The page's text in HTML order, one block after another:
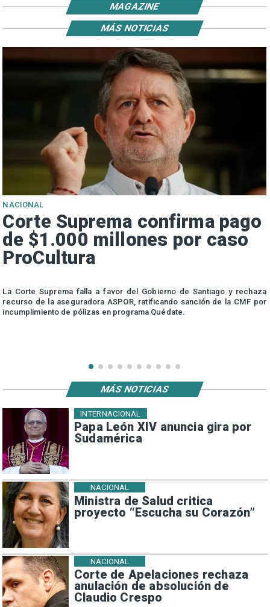
MAGAZINE
NACIONAL
Corte Suprema confirma pago
de $1.000 millones por caso
ProCultura
La Corte Suprema falla a favor del Gobierno de Santiago y rechaza
recurso de la aseguradora ASPOR, ratificando sanción de la CMF por
incumplimiento de pólizas en programa Quédate.
MÁS NOTICIAS
Papa León XIV anuncia gira por
Sudamérica
INTERNACIONAL
Ministra de Salud critica
proyecto “Escucha su Corazón”
NACIONAL
Corte de Apelaciones rechaza
anulación de absolución de
Claudio Crespo
NACIONAL
MÁS NOTICIAS